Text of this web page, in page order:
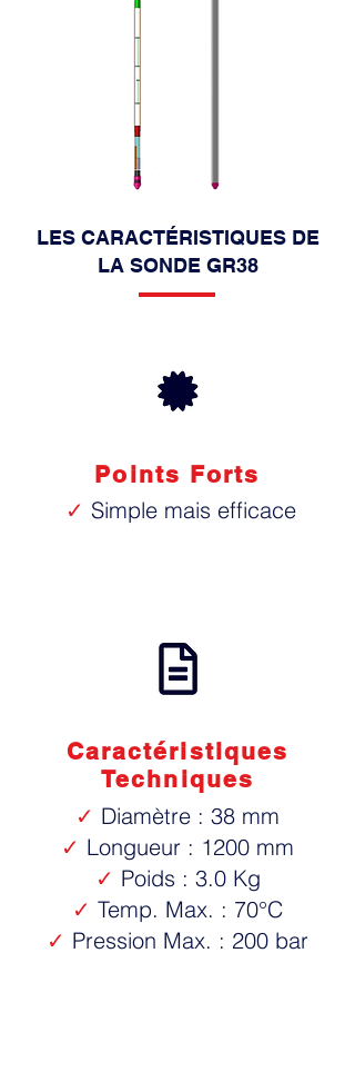
LES CARACTÉRISTIQUES DE
LA SONDE GR38
Points Forts
✓ Simple mais efficace
Caractéristiques
Techniques
✓ Diamètre : 38 mm
✓ Longueur : 1200 mm
✓ Poids : 3.0 Kg
✓ Temp. Max. : 70°C
✓ Pression Max. : 200 bar